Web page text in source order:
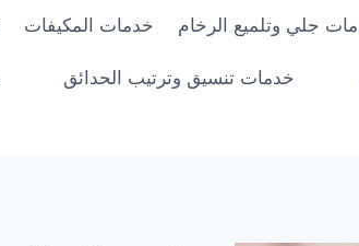
جلي وتلميع الرخام خدمات المكيفات
خدمات تنسيق وترتيب الحدائق